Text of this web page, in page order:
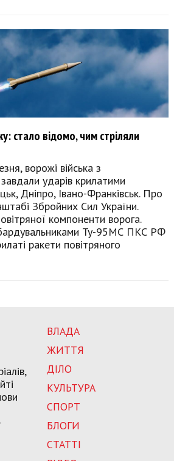
стало відомо, чим стріляли
ворожі війська з
ударів крилатими
Дніпро, Івано-Франківськ. Про
Збройних Сил України.
компоненти ворога.
Ту-95МС ПКС РФ
ракети повітряного
ВЛАДА
ЖИТТЯ
ДІЛО
КУЛЬТУРА
СПОРТ
БЛОГИ
СТАТТІ